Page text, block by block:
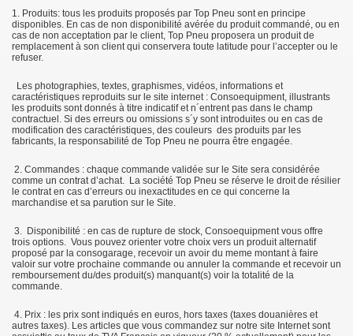
1. Produits: tous les produits proposés par Top Pneu sont en principe
disponibles. En cas de non disponibilité avérée du produit commandé, ou en
cas de non acceptation par le client, Top Pneu proposera un produit de
remplacement à son client qui conservera toute latitude pour l’accepter ou le
refuser.
Les photographies, textes, graphismes, vidéos, informations et
caractéristiques reproduits sur le site internet : Consoequipment, illustrants
les produits sont donnés à titre indicatif et n´entrent pas dans le champ
contractuel. Si des erreurs ou omissions s´y sont introduites ou en cas de
modification des caractéristiques, des couleurs des produits par les
fabricants, la responsabilité de Top Pneu ne pourra être engagée.
2. Commandes : chaque commande validée sur le Site sera considérée
comme un contrat d’achat. La société Top Pneu se réserve le droit de résilier
le contrat en cas d’erreurs ou inexactitudes en ce qui concerne la
marchandise et sa parution sur le Site.
3. Disponibilité : en cas de rupture de stock, Consoequipment vous offre
trois options. Vous pouvez orienter votre choix vers un produit alternatif
proposé par la consogarage, recevoir un avoir du meme montant à faire
valoir sur votre prochaine commande ou annuler la commande et recevoir un
remboursement du/des produit(s) manquant(s) voir la totalité de la
commande.
4. Prix : les prix sont indiqués en euros, hors taxes (taxes douanières et
autres taxes). Les articles que vous commandez sur notre site Internet sont